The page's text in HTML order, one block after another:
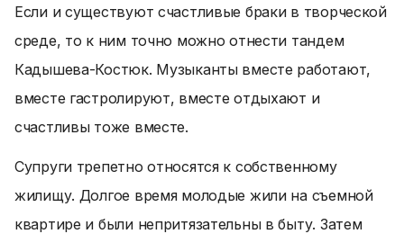
Если и существуют счастливые браки в творческой
среде, то к ним точно можно отнести тандем
Кадышева-Костюк. Музыканты вместе работают,
вместе гастролируют, вместе отдыхают и
счастливы тоже вместе.
Супруги трепетно относятся к собственному
жилищу. Долгое время молодые жили на съемной
квартире и были непритязательны в быту. Затем